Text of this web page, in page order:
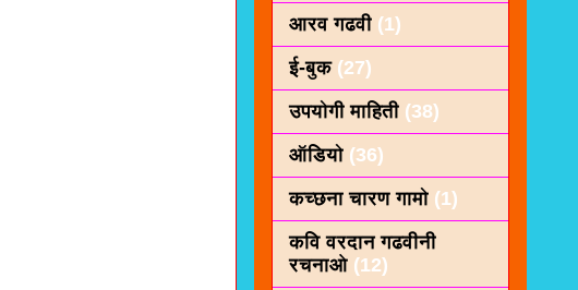
आरव गढवी (1)
ई-बुक (27)
उपयोगी माहिती (38)
ऑडियो (36)
कच्छना चारण गामो (1)
कवि वरदान गढवीनी
रचनाओ (12)